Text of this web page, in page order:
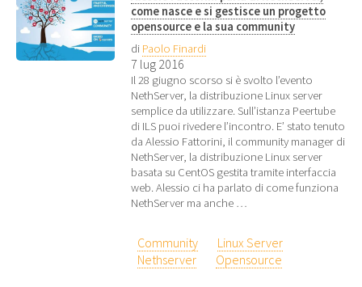
come nasce e si gestisce un progetto
opensource e la sua community
di Paolo Finardi
7 lug 2016
Il 28 giugno scorso si è svolto l’evento
NethServer, la distribuzione Linux server
semplice da utilizzare. Sull’istanza Peertube
di ILS puoi rivedere l’incontro. E’ stato tenuto
da Alessio Fattorini, il community manager di
NethServer, la distribuzione Linux server
basata su CentOS gestita tramite interfaccia
web. Alessio ci ha parlato di come funziona
NethServer ma anche …
Community
Linux Server
Nethserver
Opensource